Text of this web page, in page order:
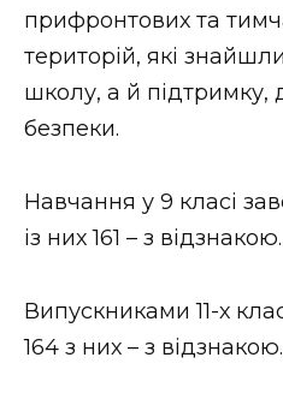
прифронтових та
територій, які
школу, а й підтримку,
безпеки.
Навчання у 9 класі
із них 161 – з відзнакою.
Випускниками 11-х
164 з них – з відзнакою.